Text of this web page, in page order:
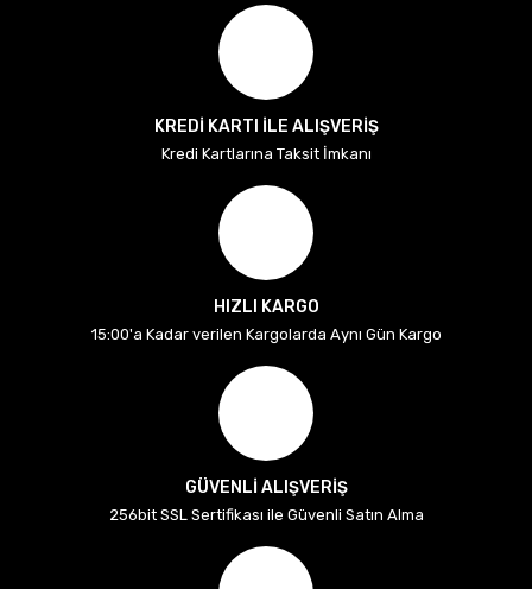
KREDİ KARTI İLE ALIŞVERİŞ
Kredi Kartlarına Taksit İmkanı
HIZLI KARGO
15:00'a Kadar verilen Kargolarda Aynı Gün Kargo
GÜVENLİ ALIŞVERİŞ
256bit SSL Sertifikası ile Güvenli Satın Alma